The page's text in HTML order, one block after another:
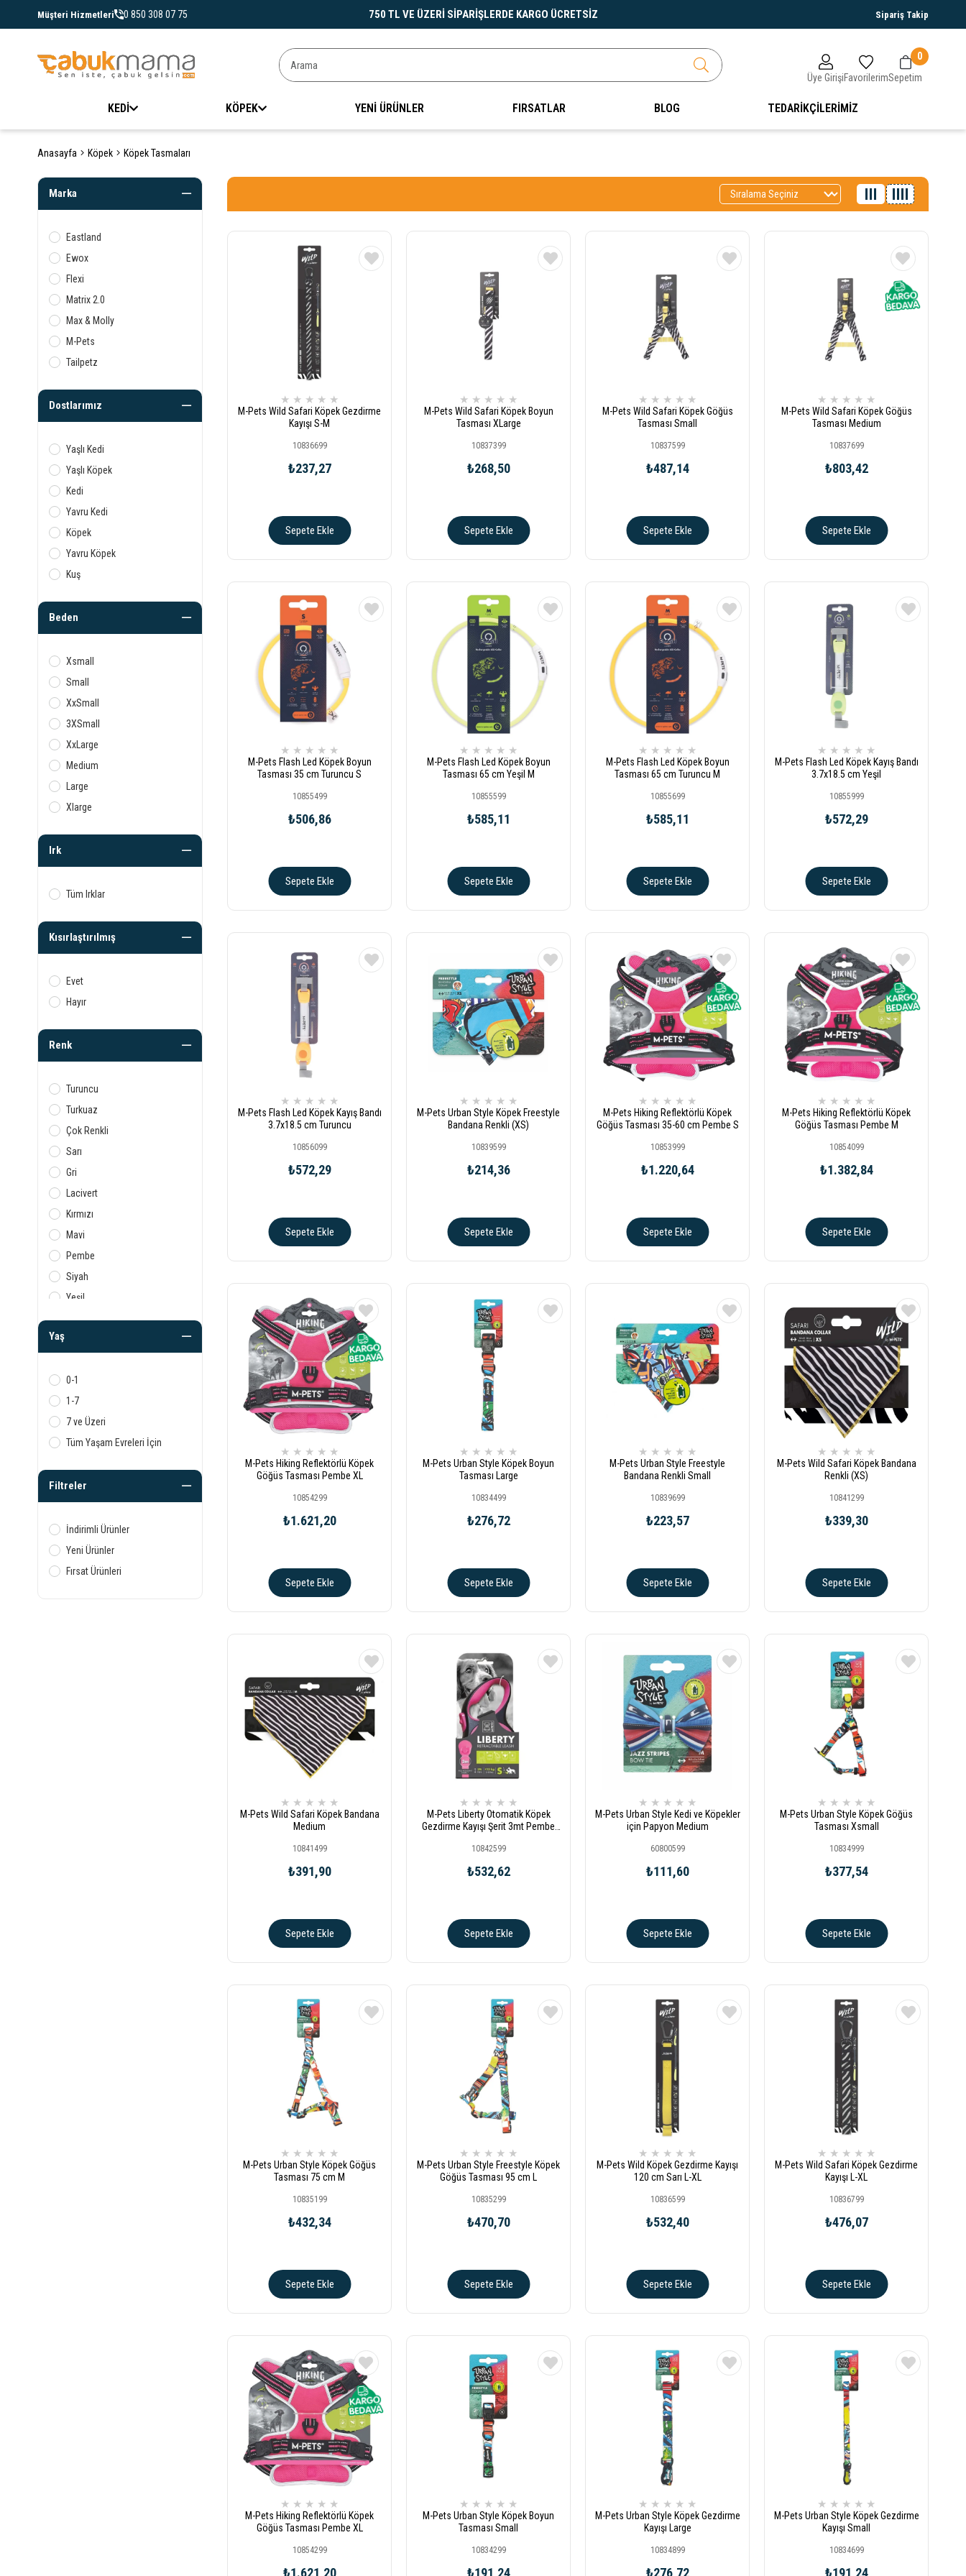
Müşteri Hizmetleri 0 850 308 07 75 750 TL VE ÜZERİ SİPARİŞLERDE KARGO ÜCRETSİZ Sipariş Takip
Üye GirişiFavorilerimSepetim
0
KEDİ KÖPEK YENİ ÜRÜNLER FIRSATLAR BLOG TEDARİKÇİLERİMİZ
Anasayfa Köpek Köpek Tasmaları
Marka
Eastland
Ewox
Flexi
Matrix 2.0
Max & Molly
M-Pets
Tailpetz
Dostlarımız
Yaşlı Kedi
Yaşlı Köpek
Kedi
Yavru Kedi
Köpek
Yavru Köpek
Kuş
Beden
Xsmall
Small
XxSmall
3XSmall
XxLarge
Medium
Large
Xlarge
Irk
Tüm Irklar
Kısırlaştırılmış
Evet
Hayır
Renk
Turuncu
Turkuaz
Çok Renkli
Sarı
Gri
Lacivert
Kırmızı
Mavi
Pembe
Siyah
Yeşil
Mor
Yaş
0-1
1-7
7 ve Üzeri
Tüm Yaşam Evreleri İçin
Filtreler
İndirimli Ürünler
Yeni Ürünler
Fırsat Ürünleri
★ ★ ★ ★ ★
M-Pets Wild Safari Köpek Gezdirme
Kayışı S-M
10836699
₺237,27
Sepete Ekle
★ ★ ★ ★ ★
M-Pets Wild Safari Köpek Boyun
Tasması XLarge
10837399
₺268,50
Sepete Ekle
★ ★ ★ ★ ★
M-Pets Wild Safari Köpek Göğüs
Tasması Small
10837599
₺487,14
Sepete Ekle
★ ★ ★ ★ ★
M-Pets Wild Safari Köpek Göğüs
Tasması Medium
10837699
₺803,42
Sepete Ekle
★ ★ ★ ★ ★
M-Pets Flash Led Köpek Boyun
Tasması 35 cm Turuncu S
10855499
₺506,86
Sepete Ekle
★ ★ ★ ★ ★
M-Pets Flash Led Köpek Boyun
Tasması 65 cm Yeşil M
10855599
₺585,11
Sepete Ekle
★ ★ ★ ★ ★
M-Pets Flash Led Köpek Boyun
Tasması 65 cm Turuncu M
10855699
₺585,11
Sepete Ekle
★ ★ ★ ★ ★
M-Pets Flash Led Köpek Kayış Bandı
3.7x18.5 cm Yeşil
10855999
₺572,29
Sepete Ekle
★ ★ ★ ★ ★
M-Pets Flash Led Köpek Kayış Bandı
3.7x18.5 cm Turuncu
10856099
₺572,29
Sepete Ekle
★ ★ ★ ★ ★
M-Pets Urban Style Köpek Freestyle
Bandana Renkli (XS)
10839599
₺214,36
Sepete Ekle
★ ★ ★ ★ ★
M-Pets Hiking Reflektörlü Köpek
Göğüs Tasması 35-60 cm Pembe S
10853999
₺1.220,64
Sepete Ekle
★ ★ ★ ★ ★
M-Pets Hiking Reflektörlü Köpek
Göğüs Tasması Pembe M
10854099
₺1.382,84
Sepete Ekle
★ ★ ★ ★ ★
M-Pets Hiking Reflektörlü Köpek
Göğüs Tasması Pembe XL
10854299
₺1.621,20
Sepete Ekle
★ ★ ★ ★ ★
M-Pets Urban Style Köpek Boyun
Tasması Large
10834499
₺276,72
Sepete Ekle
★ ★ ★ ★ ★
M-Pets Urban Style Freestyle
Bandana Renkli Small
10839699
₺223,57
Sepete Ekle
★ ★ ★ ★ ★
M-Pets Wild Safari Köpek Bandana
Renkli (XS)
10841299
₺339,30
Sepete Ekle
★ ★ ★ ★ ★
M-Pets Wild Safari Köpek Bandana
Medium
10841499
₺391,90
Sepete Ekle
★ ★ ★ ★ ★
M-Pets Liberty Otomatik Köpek
Gezdirme Kayışı Şerit 3mt Pembe
10842599
₺532,62
Sepete Ekle
★ ★ ★ ★ ★
M-Pets Urban Style Kedi ve Köpekler
için Papyon Medium
60800599
₺111,60
Sepete Ekle
★ ★ ★ ★ ★
M-Pets Urban Style Köpek Göğüs
Tasması Xsmall
10834999
₺377,54
Sepete Ekle
★ ★ ★ ★ ★
M-Pets Urban Style Köpek Göğüs
Tasması 75 cm M
10835199
₺432,34
Sepete Ekle
★ ★ ★ ★ ★
M-Pets Urban Style Freestyle Köpek
Göğüs Tasması 95 cm L
10835299
₺470,70
Sepete Ekle
★ ★ ★ ★ ★
M-Pets Wild Köpek Gezdirme Kayışı
120 cm Sarı L-XL
10836599
₺532,40
Sepete Ekle
★ ★ ★ ★ ★
M-Pets Wild Safari Köpek Gezdirme
Kayışı L-XL
10836799
₺476,07
Sepete Ekle
★ ★ ★ ★ ★
M-Pets Hiking Reflektörlü Köpek
Göğüs Tasması Pembe XL
10854299
₺1.621,20
★ ★ ★ ★ ★
M-Pets Urban Style Köpek Boyun
Tasması Small
10834299
₺191,24
★ ★ ★ ★ ★
M-Pets Urban Style Köpek Gezdirme
Kayışı Large
10834899
₺276,72
★ ★ ★ ★ ★
M-Pets Urban Style Köpek Gezdirme
Kayışı Small
10834699
₺191,24